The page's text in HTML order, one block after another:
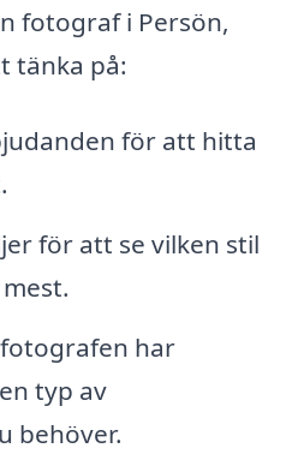
fotograf i Persön,
tänka på:
för att hitta
för att se vilken stil
har
typ av
behöver.